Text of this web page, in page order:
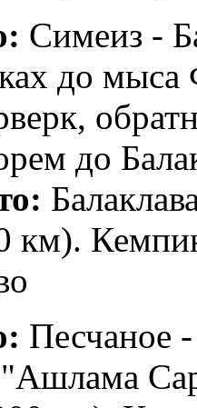
Симеиз -
до мыса
до
км).
Песчаное
"Ашлама